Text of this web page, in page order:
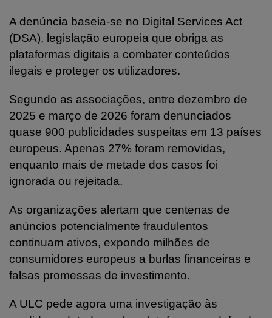
A denúncia baseia-se no Digital Services Act
(DSA), legislação europeia que obriga as
plataformas digitais a combater conteúdos
ilegais e proteger os utilizadores.
Segundo as associações, entre dezembro de
2025 e março de 2026 foram denunciados
quase 900 publicidades suspeitas em 13 países
europeus. Apenas 27% foram removidas,
enquanto mais de metade dos casos foi
ignorada ou rejeitada.
As organizações alertam que centenas de
anúncios potencialmente fraudulentos
continuam ativos, expondo milhões de
consumidores europeus a burlas financeiras e
falsas promessas de investimento.
A ULC pede agora uma investigação às